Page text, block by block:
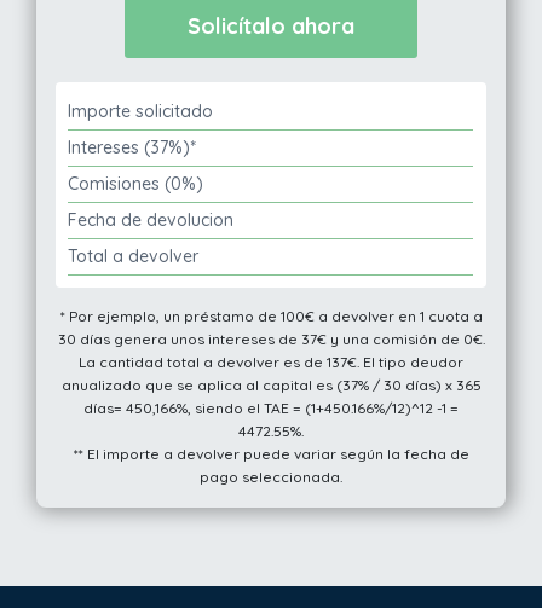
Importe solicitado
Intereses (37%)*
Comisiones (0%)
Fecha de devolucion
Total a devolver
* Por ejemplo, un préstamo de 100€ a devolver en 1 cuota a
30 días genera unos intereses de 37€ y una comisión de 0€.
La cantidad total a devolver es de 137€. El tipo deudor
anualizado que se aplica al capital es (37% / 30 días) x 365
días= 450,166%, siendo el TAE = (1+450.166%/12)^12 -1 =
4472.55%.
** El importe a devolver puede variar según la fecha de
pago seleccionada.